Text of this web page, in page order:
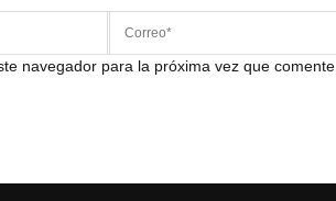
navegador para la próxima vez que comente.